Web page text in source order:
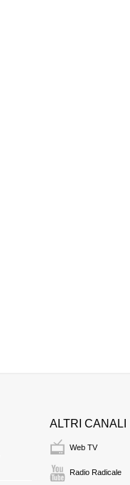
ALTRI CANALI
Web TV
Radio Radicale